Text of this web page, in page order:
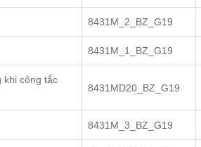
8431M_2_BZ_G19
8431M_1_BZ_G19
8431MD20_BZ_G19
8431M_3_BZ_G19